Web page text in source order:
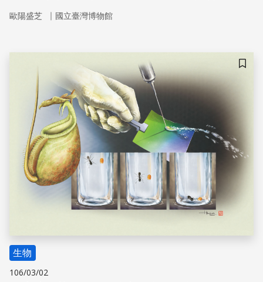
發永不濕和水不沾等具超疏水性和自潔能力的相關仿生商品
歐陽盛芝 ｜ 國立臺灣博物館
儲存
生物
106/03/02